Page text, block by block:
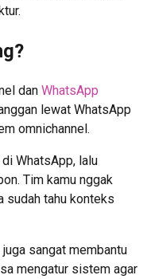
dan WhatsApp
lewat WhatsApp
omnichannel.
WhatsApp, lalu
Tim kamu nggak
sudah tahu konteks
sangat membantu
mengatur sistem agar